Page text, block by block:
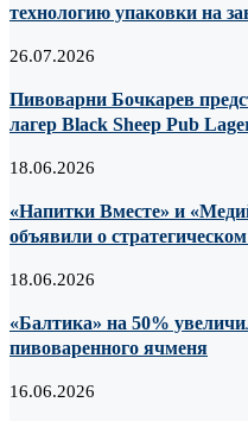
технологию упаковки на
26.07.2026
Пивоварни Бочкарев
лагер Black Sheep Pub
18.06.2026
«Напитки Вместе» и
объявили о
18.06.2026
«Балтика» на 50%
пивоваренного ячменя
16.06.2026